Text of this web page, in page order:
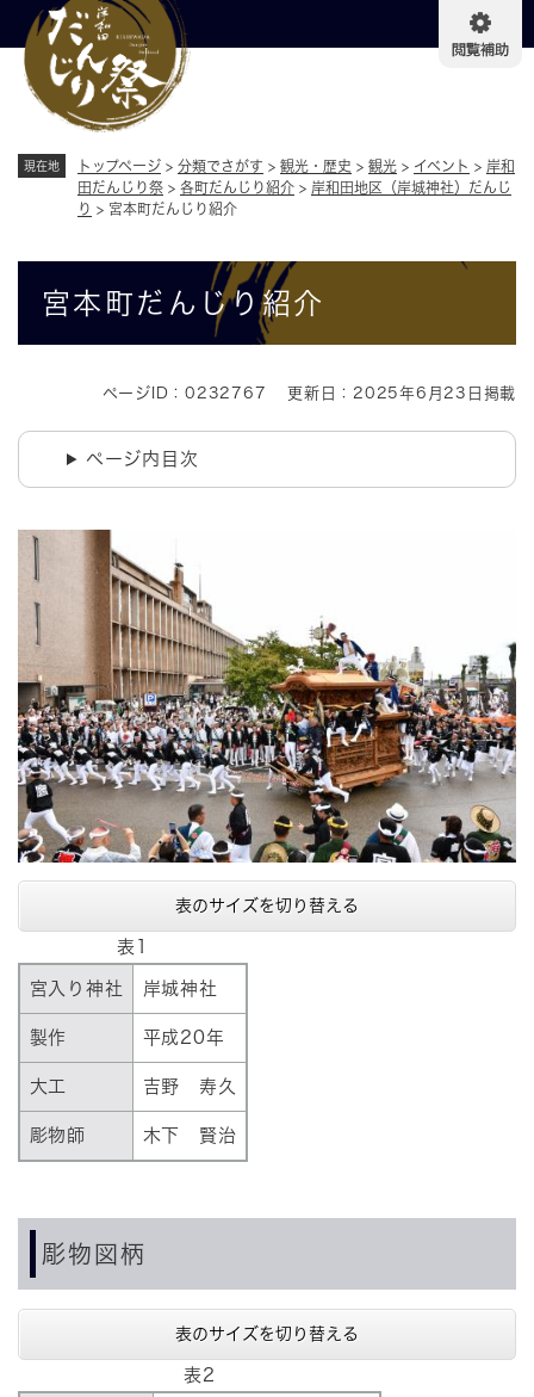
メニューを飛ばして本文へ
現在地 トップページ > 分類でさがす > 観光・歴史 > 観光 > イベント > 岸和
田だんじり祭 > 各町だんじり紹介 > 岸和田地区（岸城神社）だんじ
り > 宮本町だんじり紹介
宮本町だんじり紹介
ページID：0232767 更新日：2025年6月23日掲載
ページ内目次
表のサイズを切り替える
表1
宮入り神社 岸城神社
製作 平成20年
大工 吉野 寿久
彫物師 木下 賢治
彫物図柄
表のサイズを切り替える
表2